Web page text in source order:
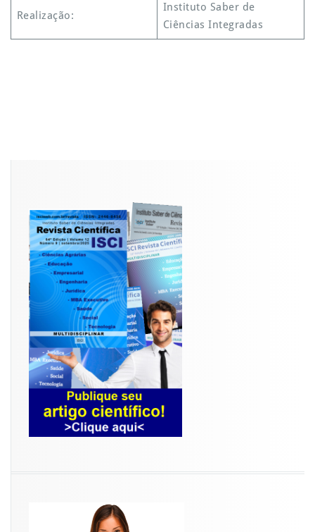
Realização:
Instituto Saber de
Ciências Integradas